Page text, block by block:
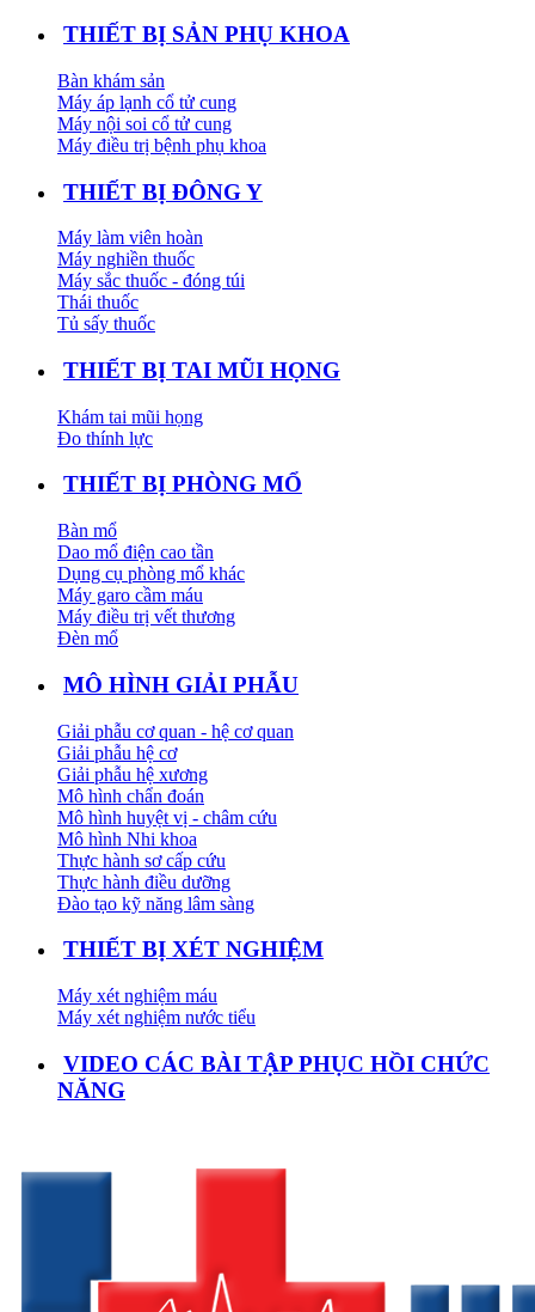
THIẾT BỊ SẢN PHỤ KHOA
Bàn khám sản
Máy áp lạnh cổ tử cung
Máy nội soi cổ tử cung
Máy điều trị bệnh phụ khoa
THIẾT BỊ ĐÔNG Y
Máy làm viên hoàn
Máy nghiền thuốc
Máy sắc thuốc - đóng túi
Thái thuốc
Tủ sấy thuốc
THIẾT BỊ TAI MŨI HỌNG
Khám tai mũi họng
Đo thính lực
THIẾT BỊ PHÒNG MỔ
Bàn mổ
Dao mổ điện cao tần
Dụng cụ phòng mổ khác
Máy garo cầm máu
Máy điều trị vết thương
Đèn mổ
MÔ HÌNH GIẢI PHẪU
Giải phẫu cơ quan - hệ cơ quan
Giải phẫu hệ cơ
Giải phẫu hệ xương
Mô hình chẩn đoán
Mô hình huyệt vị - châm cứu
Mô hình Nhi khoa
Thực hành sơ cấp cứu
Thực hành điều dưỡng
Đào tạo kỹ năng lâm sàng
THIẾT BỊ XÉT NGHIỆM
Máy xét nghiệm máu
Máy xét nghiệm nước tiểu
VIDEO CÁC BÀI TẬP PHỤC HỒI CHỨC
NĂNG